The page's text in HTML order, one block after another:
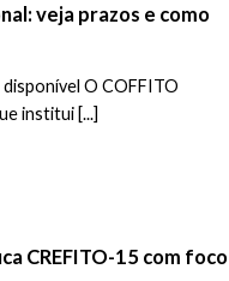
veja prazos e como
O COFFITO
institui [...]
CREFITO-15 com foco